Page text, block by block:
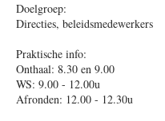
Doelgroep:
Directies, beleidsmedewerkers
Praktische info:
Onthaal: 8.30 en 9.00
WS: 9.00 - 12.00u
Afronden: 12.00 - 12.30u